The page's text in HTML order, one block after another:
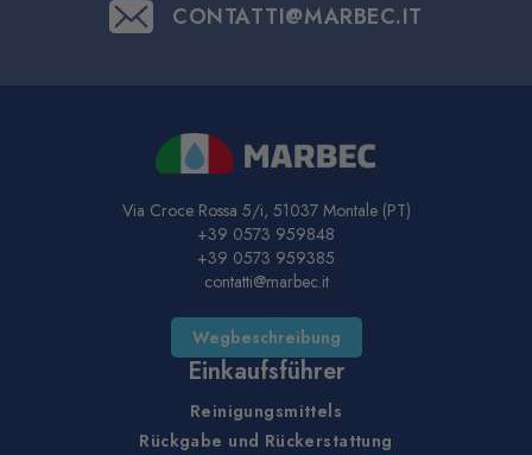
CONTATTI@MARBEC.IT
Via Croce Rossa 5/i, 51037 Montale (PT)
+39 0573 959848
+39 0573 959385
contatti@marbec.it
Wegbeschreibung
Einkaufsführer
Reinigungsmittels
Rückgabe und Rückerstattung